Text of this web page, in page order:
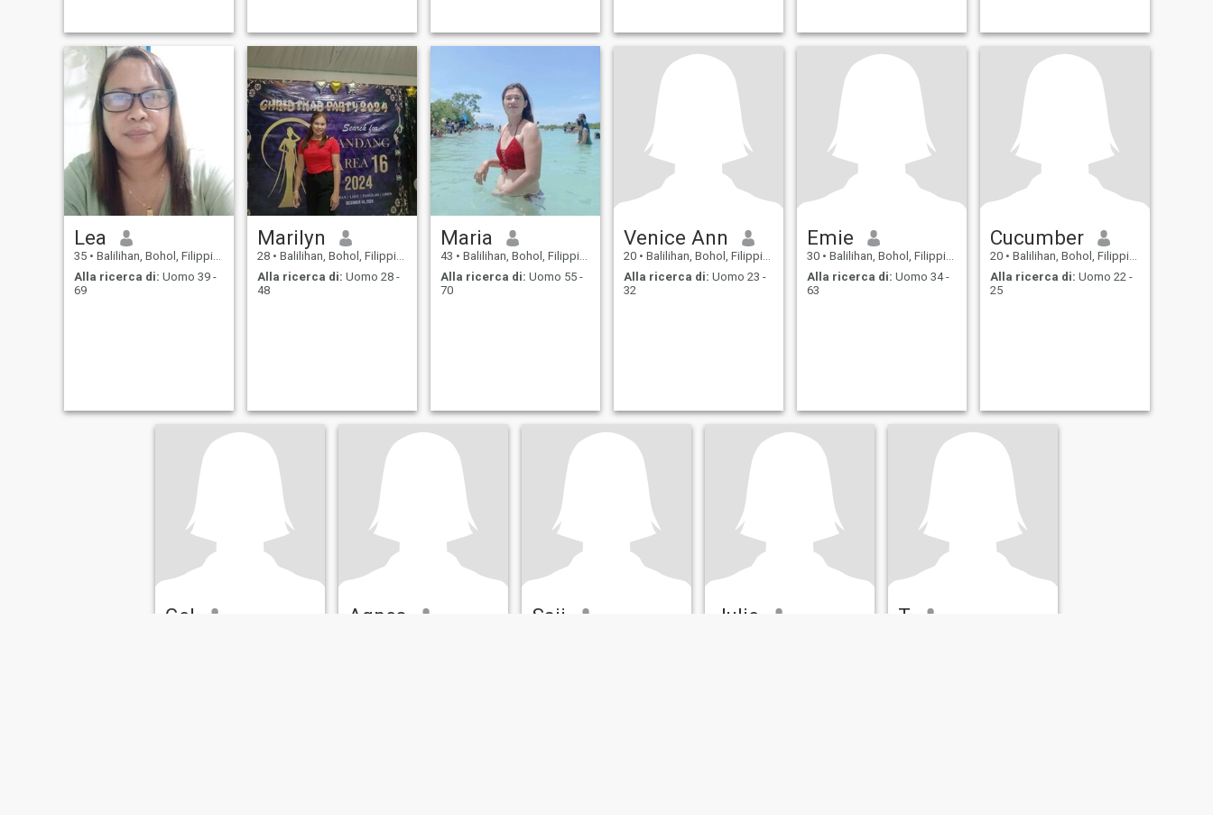
Lea
35 • Balilihan, Bohol, Filippine
Alla ricerca di: Uomo 39 -
69
Marilyn
28 • Balilihan, Bohol, Filippine
Alla ricerca di: Uomo 28 -
48
Maria
43 • Balilihan, Bohol, Filippine
Alla ricerca di: Uomo 55 -
70
Venice Ann
20 • Balilihan, Bohol, Filippine
Alla ricerca di: Uomo 23 -
32
Emie
30 • Balilihan, Bohol, Filippine
Alla ricerca di: Uomo 34 -
63
Cucumber
20 • Balilihan, Bohol, Filippine
Alla ricerca di: Uomo 22 -
25
Gel Agnes Saji Julie T